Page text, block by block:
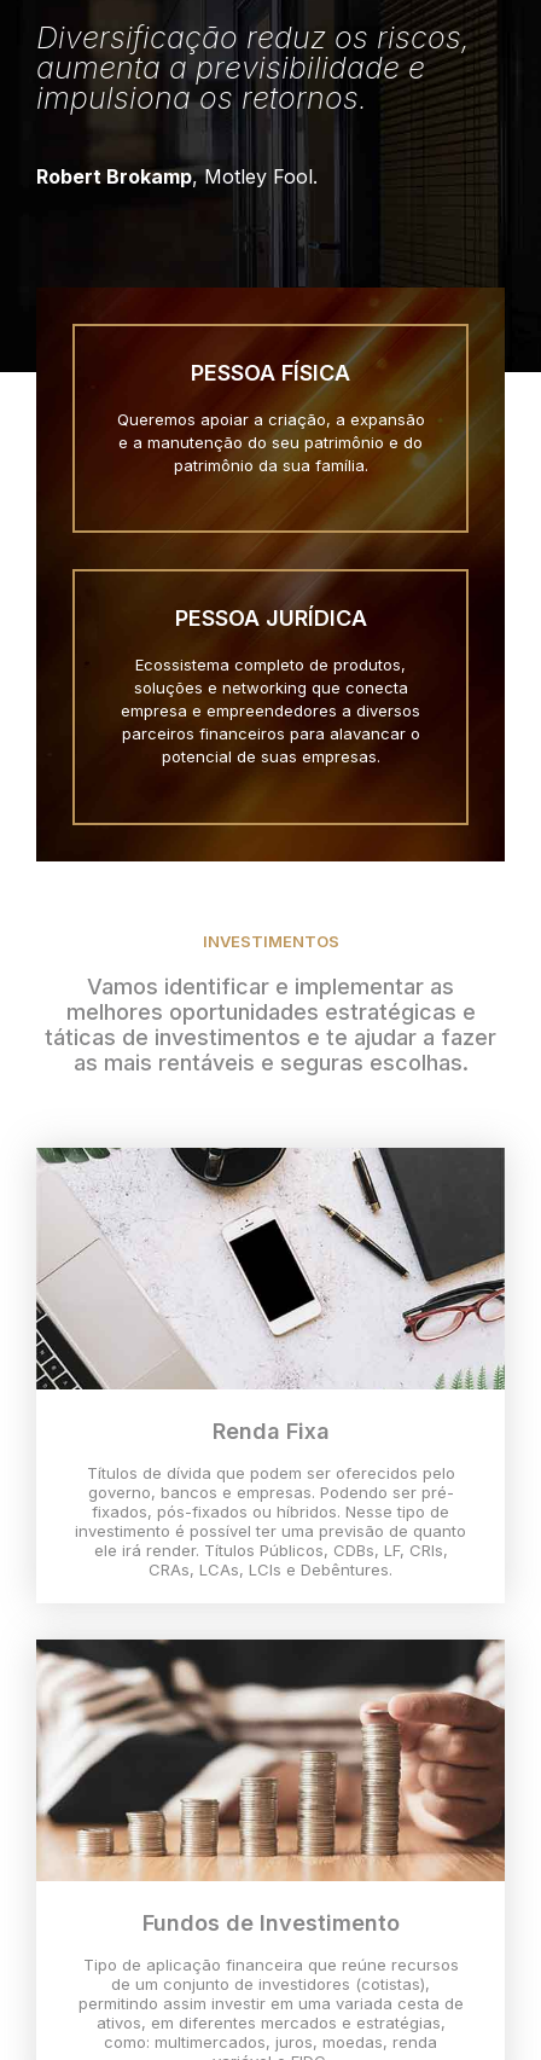
Diversificação reduz os riscos,
aumenta a previsibilidade e
impulsiona os retornos.
Robert Brokamp, Motley Fool.
PESSOA FÍSICA
Queremos apoiar a criação, a expansão
e a manutenção do seu patrimônio e do
patrimônio da sua família.
PESSOA JURÍDICA
Ecossistema completo de produtos,
soluções e networking que conecta
empresa e empreendedores a diversos
parceiros financeiros para alavancar o
potencial de suas empresas.
INVESTIMENTOS
Vamos identificar e implementar as
melhores oportunidades estratégicas e
táticas de investimentos e te ajudar a fazer
as mais rentáveis e seguras escolhas.
Renda Fixa
Títulos de dívida que podem ser oferecidos pelo
governo, bancos e empresas. Podendo ser pré-
fixados, pós-fixados ou híbridos. Nesse tipo de
investimento é possível ter uma previsão de quanto
ele irá render. Títulos Públicos, CDBs, LF, CRIs,
CRAs, LCAs, LCIs e Debêntures.
Fundos de Investimento
Tipo de aplicação financeira que reúne recursos
de um conjunto de investidores (cotistas),
permitindo assim investir em uma variada cesta de
ativos, em diferentes mercados e estratégias,
como: multimercados, juros, moedas, renda